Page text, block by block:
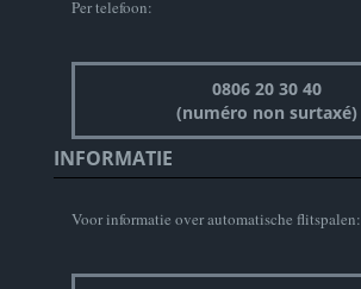
Per telefoon:
0806 20 30 40
(numéro non surtaxé)
INFORMATIE
Voor informatie over automatische flitspalen: